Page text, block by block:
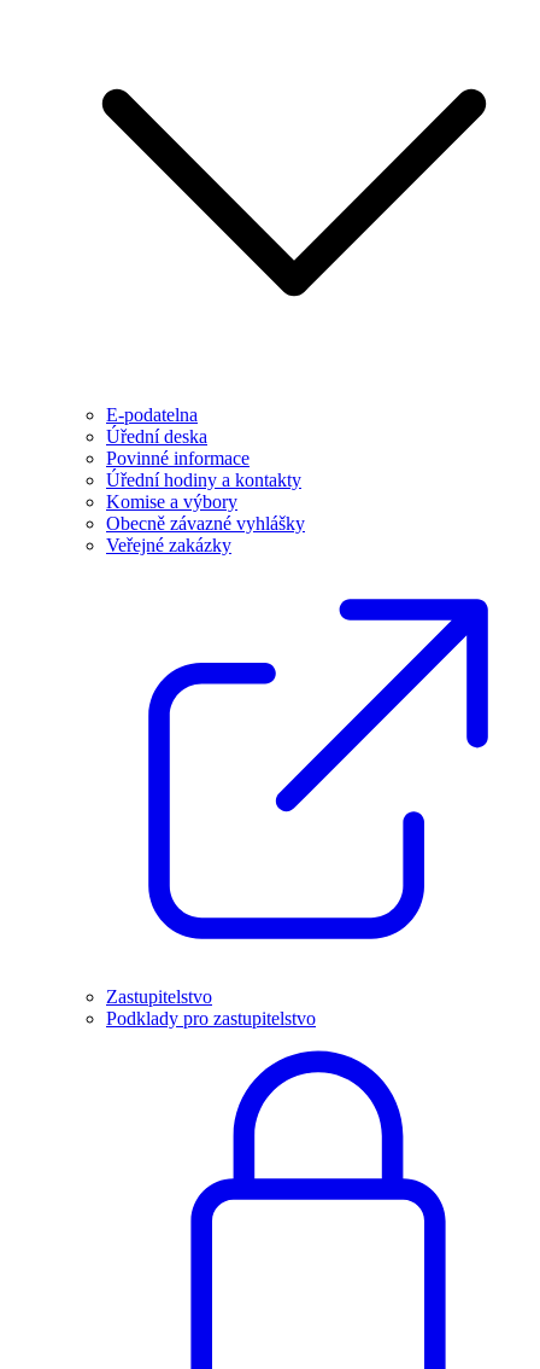
E-podatelna
Úřední deska
Povinné informace
Úřední hodiny a kontakty
Komise a výbory
Obecně závazné vyhlášky
Veřejné zakázky
Zastupitelstvo
Podklady pro zastupitelstvo